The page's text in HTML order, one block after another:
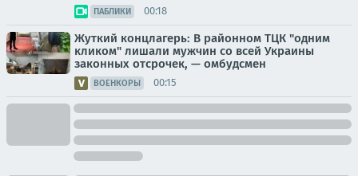
ПАБЛИКИ 00:18
Жуткий концлагерь: В районном ТЦК "одним
кликом" лишали мужчин со всей Украины
законных отсрочек, — омбудсмен
ВОЕНКОРЫ 00:15